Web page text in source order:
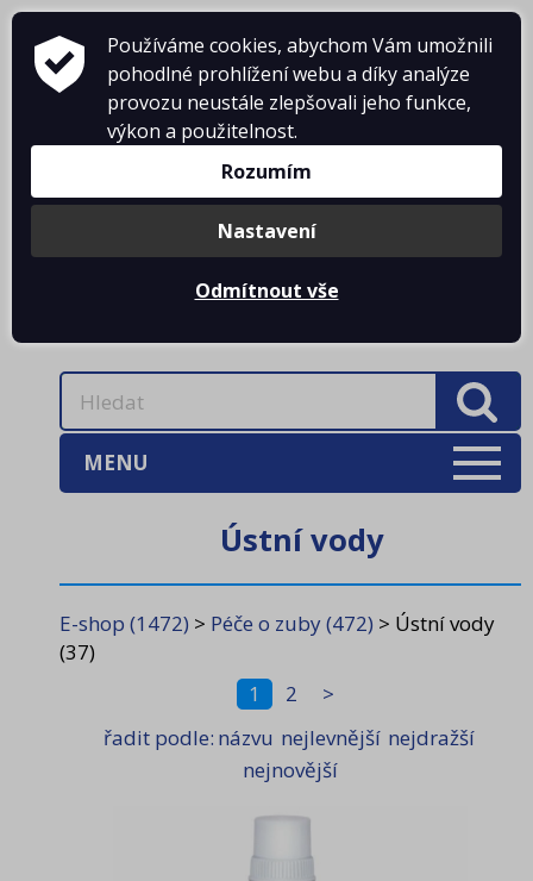
KONTAKTY
DOPRAVNÉ
PŘIHLÁŠENÍ
0 Kč
MENU
Péče o zuby(472)
(145)
Dezinfekce(106)
(256)
Ústní vody
E-shop (1472) > Péče o zuby(472) > Ústní vody
(37)
1
2
>
řadit podle: názvu nejlevnější nejdražší
nejnovější
Používáme cookies, abychom Vám umožnili
pohodlné prohlížení webu a díky analýze
provozu neustále zlepšovali jeho funkce,
výkon a použitelnost.
Rozumím
Nastavení
Odmítnout vše